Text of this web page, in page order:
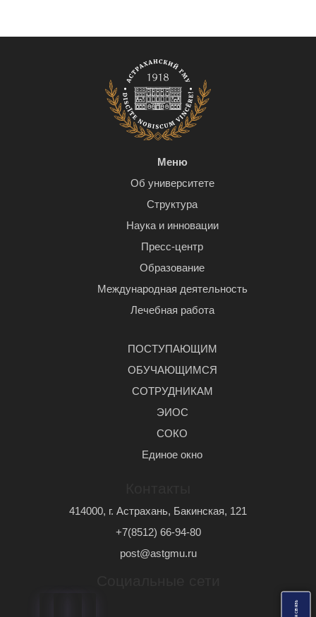
ь
Меню
Об университете
Структура
Наука и инновации
Пресс-центр
Образование
Международная деятельность
Лечебная работа
ПОСТУПАЮЩИМ
ОБУЧАЮЩИМСЯ
СОТРУДНИКАМ
ЭИОС
СОКО
Единое окно
414000, г. Астрахань, Бакинская, 121
+7(8512) 66-94-80
post@astgmu.ru